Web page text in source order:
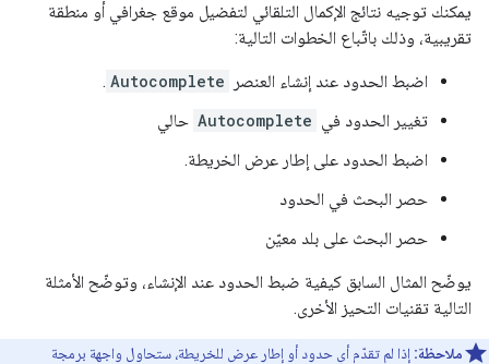
يمكنك توجيه نتائج الإكمال التلقائي لتفضيل موقع جغرافي أو منطقة
تقريبية، وذلك باتّباع الخطوات التالية:
اضبط الحدود عند إنشاء العنصر Autocomplete
.
تغيير الحدود في Autocomplete حالي
اضبط الحدود على إطار عرض الخريطة.
حصر البحث في الحدود
حصر البحث على بلد معيّن
يوضّح المثال السابق كيفية ضبط الحدود عند الإنشاء، وتوضّح الأمثلة
التالية تقنيات التحيز الأخرى.
ملاحظة: إذا لم تقدّم أي حدود أو إطار عرض للخريطة، ستحاول واجهة برمجة